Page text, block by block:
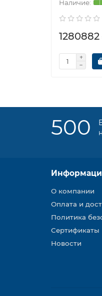
1280882
500
О компании
Оплата и
Политика
Сертификаты
Новости